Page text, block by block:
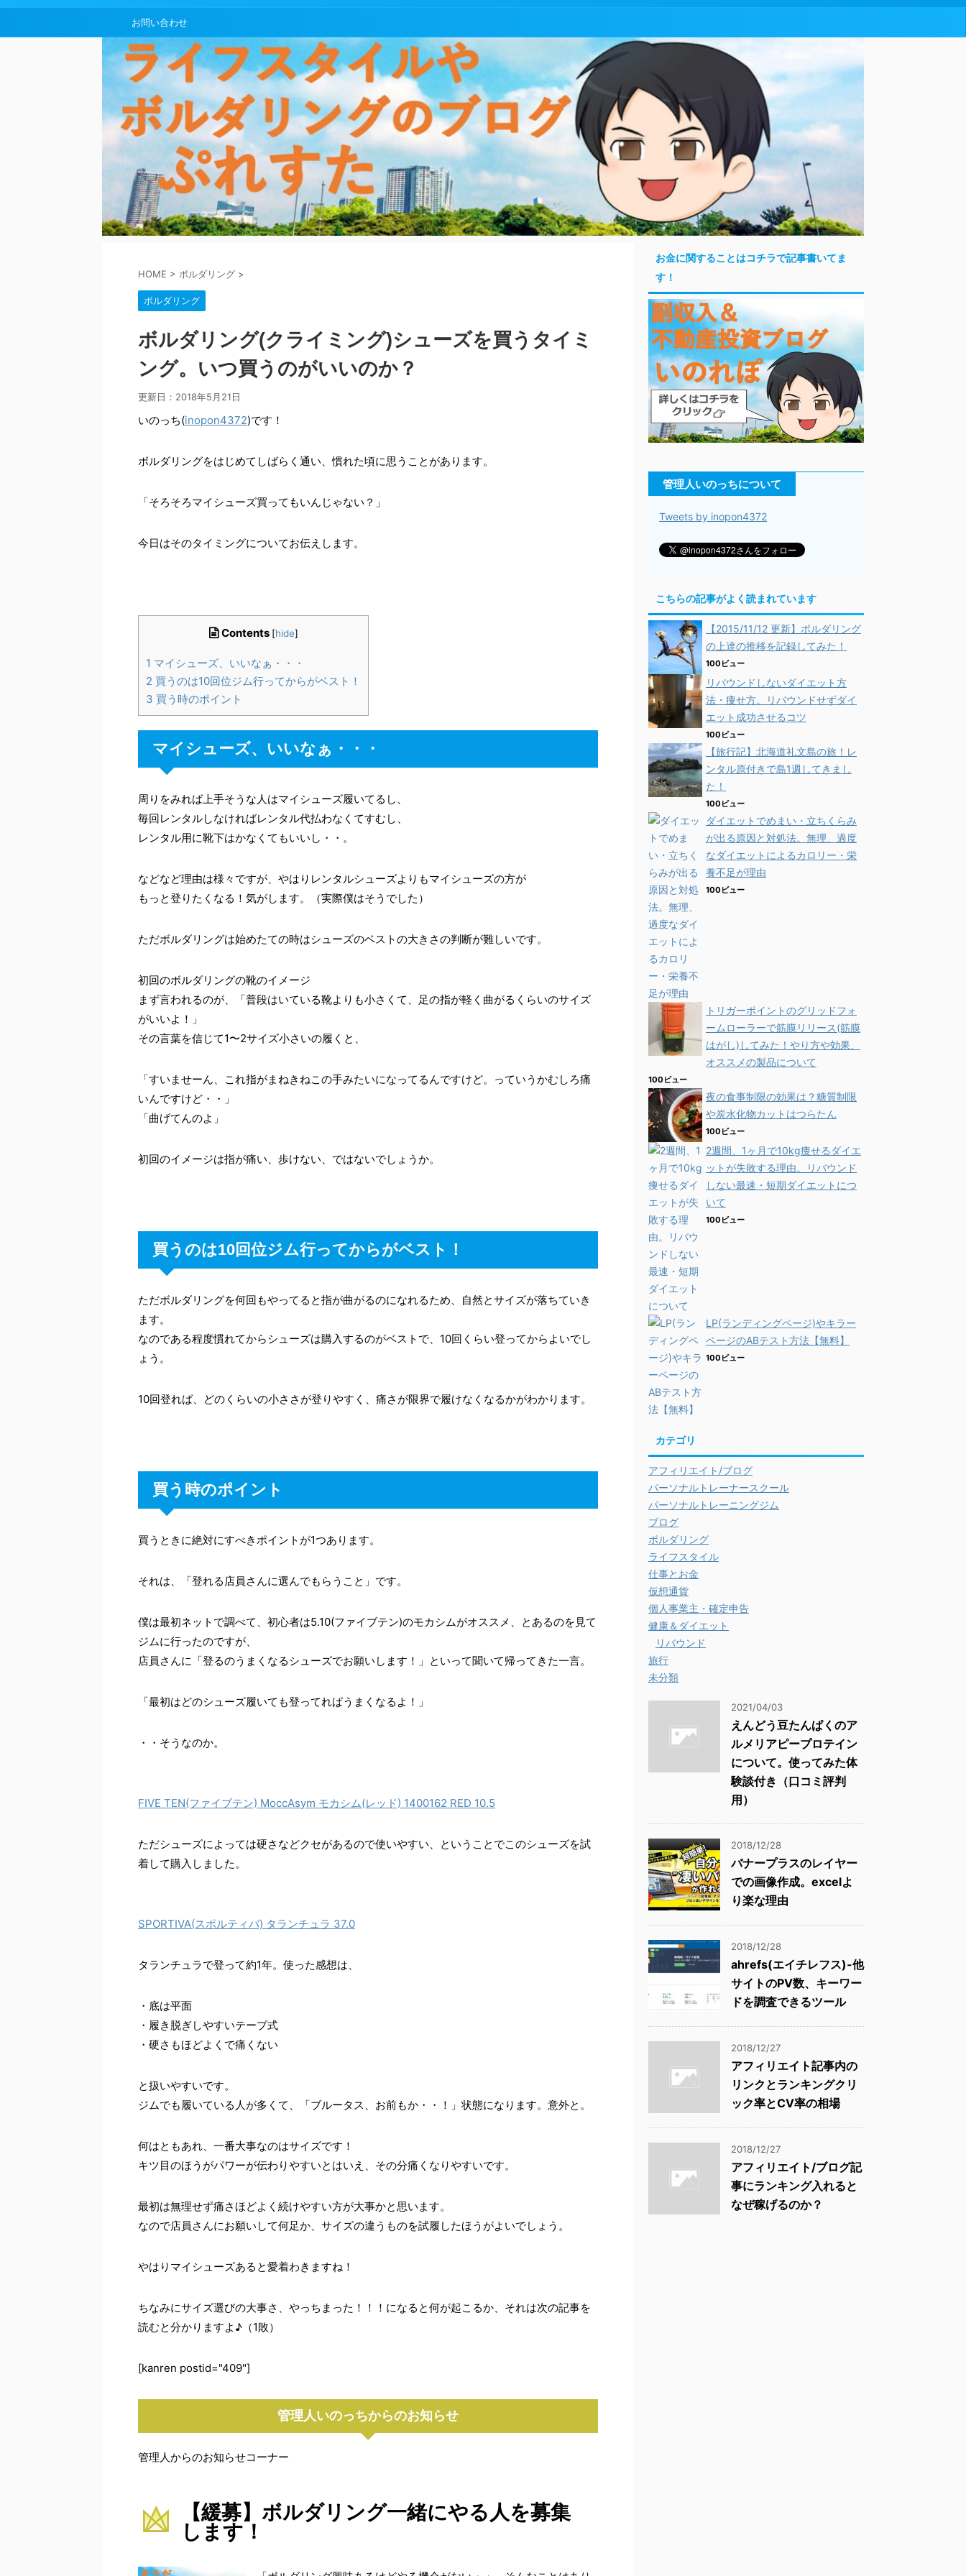
お問い合わせ
HOME > ボルダリング >
ボルダリング
ボルダリング(クライミング)シューズを買うタイミ
ング。いつ買うのがいいのか？
更新日： 2018年5月21日
いのっち(inopon4372)です！
ボルダリングをはじめてしばらく通い、慣れた頃に思うことがあります。
「そろそろマイシューズ買ってもいんじゃない？」
今日はそのタイミングについてお伝えします。
Contents [hide]
1 マイシューズ、いいなぁ・・・
2 買うのは10回位ジム行ってからがベスト！
3 買う時のポイント
マイシューズ、いいなぁ・・・
周りをみれば上手そうな人はマイシューズ履いてるし、
毎回レンタルしなければレンタル代払わなくてすむし、
レンタル用に靴下はかなくてもいいし・・。
などなど理由は様々ですが、やはりレンタルシューズよりもマイシューズの方が
もっと登りたくなる！気がします。（実際僕はそうでした）
ただボルダリングは始めたての時はシューズのベストの大きさの判断が難しいです。
初回のボルダリングの靴のイメージ
まず言われるのが、「普段はいている靴よりも小さくて、足の指が軽く曲がるくらいのサイズ
がいいよ！」
その言葉を信じて1〜2サイズ小さいの履くと、
「すいませーん、これ指がまねきねこの手みたいになってるんですけど。っていうかむしろ痛
いんですけど・・」
「曲げてんのよ」
初回のイメージは指が痛い、歩けない、ではないでしょうか。
買うのは10回位ジム行ってからがベスト！
ただボルダリングを何回もやってると指が曲がるのになれるため、自然とサイズが落ちていき
ます。
なのである程度慣れてからシューズは購入するのがベストで、10回くらい登ってからよいでし
ょう。
10回登れば、どのくらいの小ささが登りやすく、痛さが限界で履けなくなるかがわかります。
買う時のポイント
買うときに絶対にすべきポイントが1つあります。
それは、「登れる店員さんに選んでもらうこと」です。
僕は最初ネットで調べて、初心者は5.10(ファイブテン)のモカシムがオススメ、とあるのを見て
ジムに行ったのですが、
店員さんに「登るのうまくなるシューズでお願いします！」といって聞いて帰ってきた一言。
「最初はどのシューズ履いても登ってればうまくなるよ！」
・・そうなのか。
FIVE TEN(ファイブテン) MoccAsym モカシム(レッド) 1400162 RED 10.5
ただシューズによっては硬さなどクセがあるので使いやすい、ということでこのシューズを試
着して購入しました。
SPORTIVA(スポルティバ) タランチュラ 37.0
タランチュラで登って約1年。使った感想は、
・底は平面
・履き脱ぎしやすいテープ式
・硬さもほどよくで痛くない
と扱いやすいです。
ジムでも履いている人が多くて、「ブルータス、お前もか・・！」状態になります。意外と。
何はともあれ、一番大事なのはサイズです！
キツ目のほうがパワーが伝わりやすいとはいえ、その分痛くなりやすいです。
最初は無理せず痛さほどよく続けやすい方が大事かと思います。
なので店員さんにお願いして何足か、サイズの違うものを試履したほうがよいでしょう。
やはりマイシューズあると愛着わきますね！
ちなみにサイズ選びの大事さ、やっちまった！！！になると何が起こるか、それは次の記事を
読むと分かりますよ♪（1敗）
[kanren postid="409"]
管理人いのっちからのお知らせ
管理人からのお知らせコーナー
【緩募】ボルダリング一緒にやる人を募集
します！
お金に関することはコチラで記事書いてま
す！
管理人いのっちについて
Tweets by inopon4372
こちらの記事がよく読まれています
【2015/11/12 更新】ボルダリング
の上達の推移を記録してみた！
100ビュー
リバウンドしないダイエット方
法・痩せ方。リバウンドせずダイ
エット成功させるコツ
100ビュー
【旅行記】北海道礼文島の旅！レ
ンタル原付きで島1週してきまし
た！
100ビュー
ダイエットでめまい・立ちくらみ
が出る原因と対処法。無理、過度
なダイエットによるカロリー・栄
養不足が理由
100ビュー
トリガーポイントのグリッドフォ
ームローラーで筋膜リリース(筋膜
はがし)してみた！やり方や効果、
オススメの製品について
100ビュー
夜の食事制限の効果は？糖質制限
や炭水化物カットはつらたん
100ビュー
2週間、1ヶ月で10kg痩せるダイエ
ットが失敗する理由。リバウンド
しない最速・短期ダイエットにつ
いて
100ビュー
LP(ランディングページ)やキラー
ページのABテスト方法【無料】
100ビュー
カテゴリ
アフィリエイト/ブログ
パーソナルトレーナースクール
パーソナルトレーニングジム
ブログ
ボルダリング
ライフスタイル
仕事とお金
仮想通貨
個人事業主・確定申告
健康＆ダイエット
リバウンド
旅行
未分類
2021/04/03
えんどう豆たんぱくのア
ルメリアピープロテイン
について。使ってみた体
験談付き（口コミ評判
用）
2018/12/28
バナープラスのレイヤー
での画像作成。excelよ
り楽な理由
2018/12/28
ahrefs(エイチレフス)-他
サイトのPV数、キーワー
ドを調査できるツール
2018/12/27
アフィリエイト記事内の
リンクとランキングクリ
ック率とCV率の相場
2018/12/27
アフィリエイト/ブログ記
事にランキング入れると
なぜ稼げるのか？